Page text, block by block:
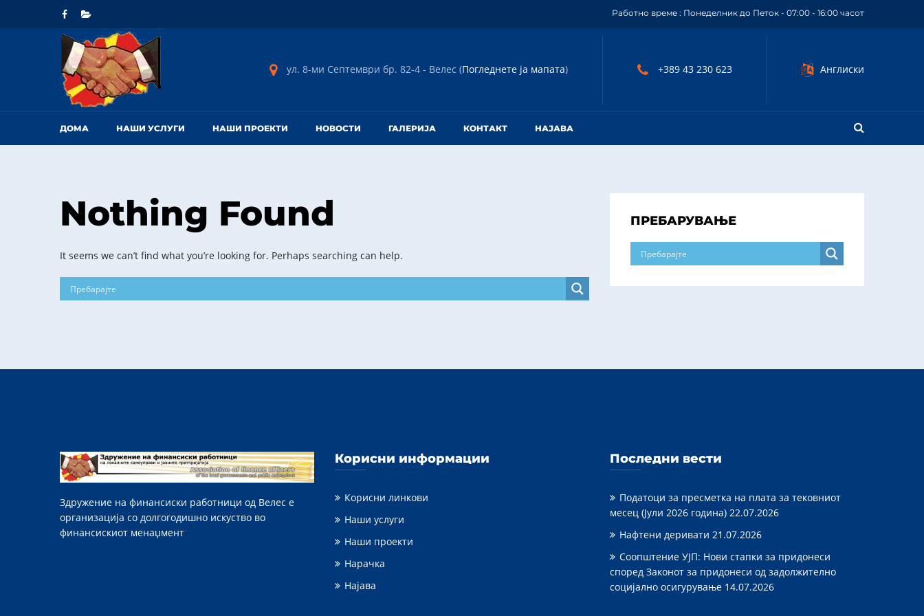
Работно време : Понеделник до Петок - 07:00 - 16:00 часот
ул. 8-ми Септември бр. 82-4 - Велес (Погледнете ја мапата) +389 43 230 623 Англиски
ДОМА НАШИ УСЛУГИ НАШИ ПРОЕКТИ НОВОСТИ ГАЛЕРИЈА КОНТАКТ НАЈАВА
Nothing Found
It seems we can’t find what you’re looking for. Perhaps searching can help.
ПРЕБАРУВАЊЕ
Здружение на финансиски работници од Велес е
организација со долгогодишно искуство во
финансискиот менаџмент
Корисни информации
Корисни линкови
Наши услуги
Наши проекти
Нарачка
Најава
Последни вести
Податоци за пресметка на плата за тековниот
месец (Јули 2026 година) 22.07.2026
Нафтени деривати 21.07.2026
Соопштение УЈП: Нови стапки за придонеси
според Законот за придонеси од задолжително
социјално осигурување 14.07.2026